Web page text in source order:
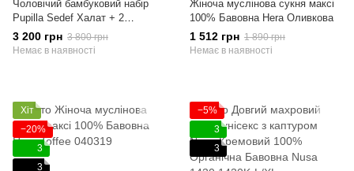
Чоловічий бамбуковий набір
Pupilla Sedef Халат + 2
Рушника Темно-синій
3 200 грн 3 800 грн
Немає в наявності
Жіноча муслінова сукня максі
100% Бавовна Hera Оливкова
1 512 грн 1 890 грн
Немає в наявності
Хіт
−20%
3
3
−5%
3
3